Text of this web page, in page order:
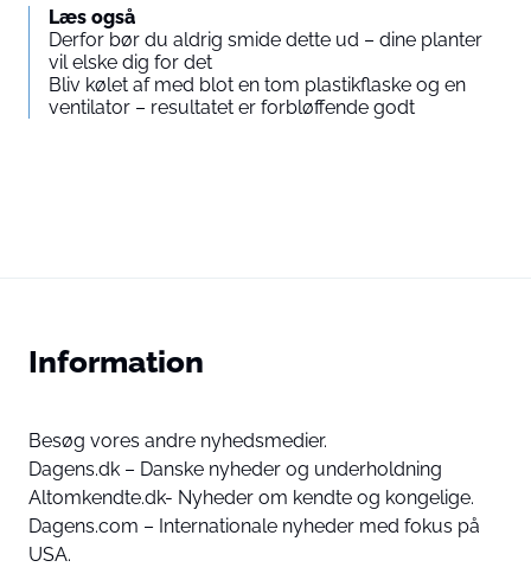
Læs også
Derfor bør du aldrig smide dette ud – dine planter
vil elske dig for det
Bliv kølet af med blot en tom plastikflaske og en
ventilator – resultatet er forbløffende godt
Information
Besøg vores andre nyhedsmedier.
Dagens.dk – Danske nyheder og underholdning
Altomkendte.dk- Nyheder om kendte og kongelige.
Dagens.com – Internationale nyheder med fokus på
USA.